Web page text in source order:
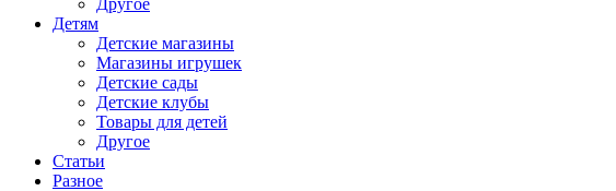
Другое
Детям
Детские магазины
Магазины игрушек
Детские сады
Детские клубы
Товары для детей
Другое
Статьи
Разное